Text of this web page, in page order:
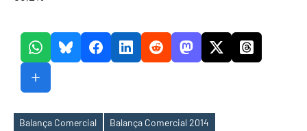
Balança Comercial
Balança Comercial 2014